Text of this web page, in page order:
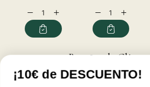
Reducir
cantidad
para
Pacharán
Aumentar
cantidad
para
Pacharán
Reducir
cantidad
para
Pacharán
Aumentar
cantidad
para
Pacharán
Reseñas de
¡10€ de DESCUENTO!